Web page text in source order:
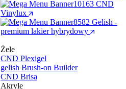
CND
Vinylux
Gelish -
premium lakier hybrydowy
Żele
CND Plexigel
gelish Brush-on Builder
CND Brisa
Akryle